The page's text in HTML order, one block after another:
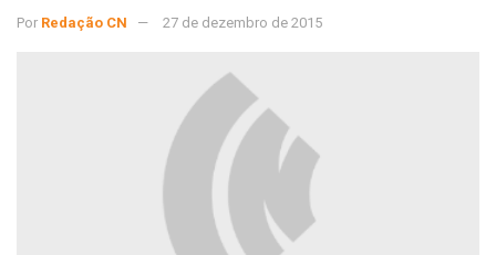
Por Redação CN 27 de dezembro de 2015